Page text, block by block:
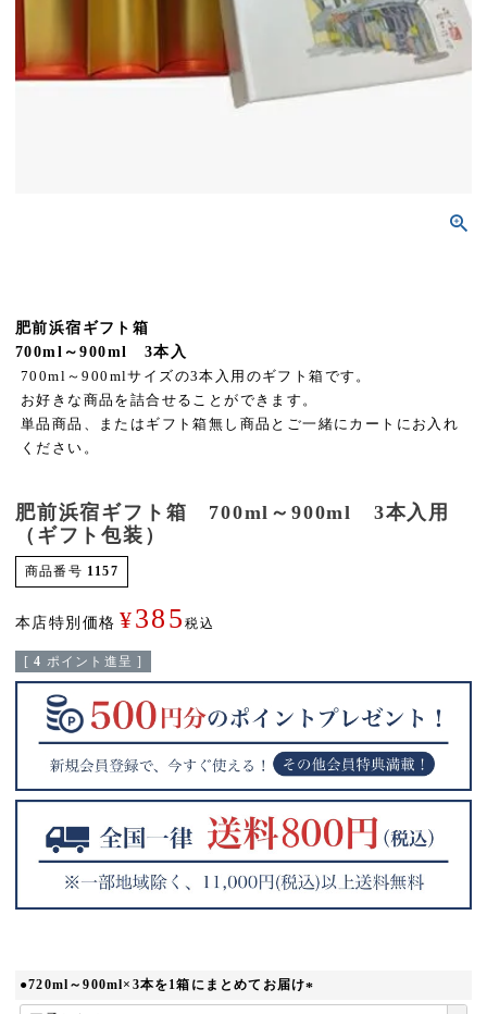
肥前浜宿ギフト箱
700ml～900ml 3本入
700ml～900mlサイズの3本入用のギフト箱です。
お好きな商品を詰合せることができます。
単品商品、またはギフト箱無し商品とご一緒にカートにお入れ
ください。
肥前浜宿ギフト箱 700ml～900ml 3本入用
（ギフト包装）
商品番号 1157
本店特別価格 ¥385税込
[ 4 ポイント進呈 ]
●720ml～900ml×3本を1箱にまとめてお届け